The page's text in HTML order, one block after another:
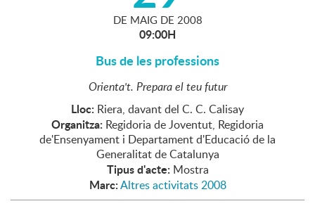
DE MAIG DE 2008
09:00H
Bus de les professions
Orienta't. Prepara el teu futur
Lloc: Riera, davant del C. C. Calisay
Organitza: Regidoria de Joventut, Regidoria
de'Ensenyament i Departament d'Educació de la
Generalitat de Catalunya
Tipus d'acte: Mostra
Marc:Altres activitats 2008